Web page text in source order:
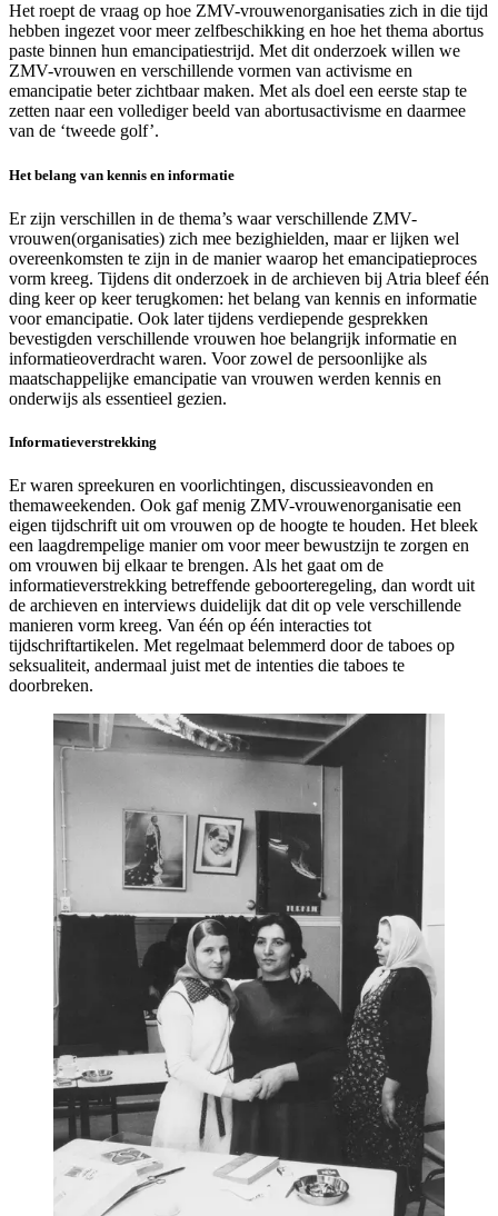
Het roept de vraag op hoe ZMV-vrouwenorganisaties zich in die tijd
hebben ingezet voor meer zelfbeschikking en hoe het thema abortus
paste binnen hun emancipatiestrijd. Met dit onderzoek willen we
ZMV-vrouwen en verschillende vormen van activisme en
emancipatie beter zichtbaar maken. Met als doel een eerste stap te
zetten naar een vollediger beeld van abortusactivisme en daarmee
van de ‘tweede golf’.
Het belang van kennis en informatie
Er zijn verschillen in de thema’s waar verschillende ZMV-
vrouwen(organisaties) zich mee bezighielden, maar er lijken wel
overeenkomsten te zijn in de manier waarop het emancipatieproces
vorm kreeg. Tijdens dit onderzoek in de archieven bij Atria bleef één
ding keer op keer terugkomen: het belang van kennis en informatie
voor emancipatie. Ook later tijdens verdiepende gesprekken
bevestigden verschillende vrouwen hoe belangrijk informatie en
informatieoverdracht waren. Voor zowel de persoonlijke als
maatschappelijke emancipatie van vrouwen werden kennis en
onderwijs als essentieel gezien.
Informatieverstrekking
Er waren spreekuren en voorlichtingen, discussieavonden en
themaweekenden. Ook gaf menig ZMV-vrouwenorganisatie een
eigen tijdschrift uit om vrouwen op de hoogte te houden. Het bleek
een laagdrempelige manier om voor meer bewustzijn te zorgen en
om vrouwen bij elkaar te brengen. Als het gaat om de
informatieverstrekking betreffende geboorteregeling, dan wordt uit
de archieven en interviews duidelijk dat dit op vele verschillende
manieren vorm kreeg. Van één op één interacties tot
tijdschriftartikelen. Met regelmaat belemmerd door de taboes op
seksualiteit, andermaal juist met de intenties die taboes te
doorbreken.